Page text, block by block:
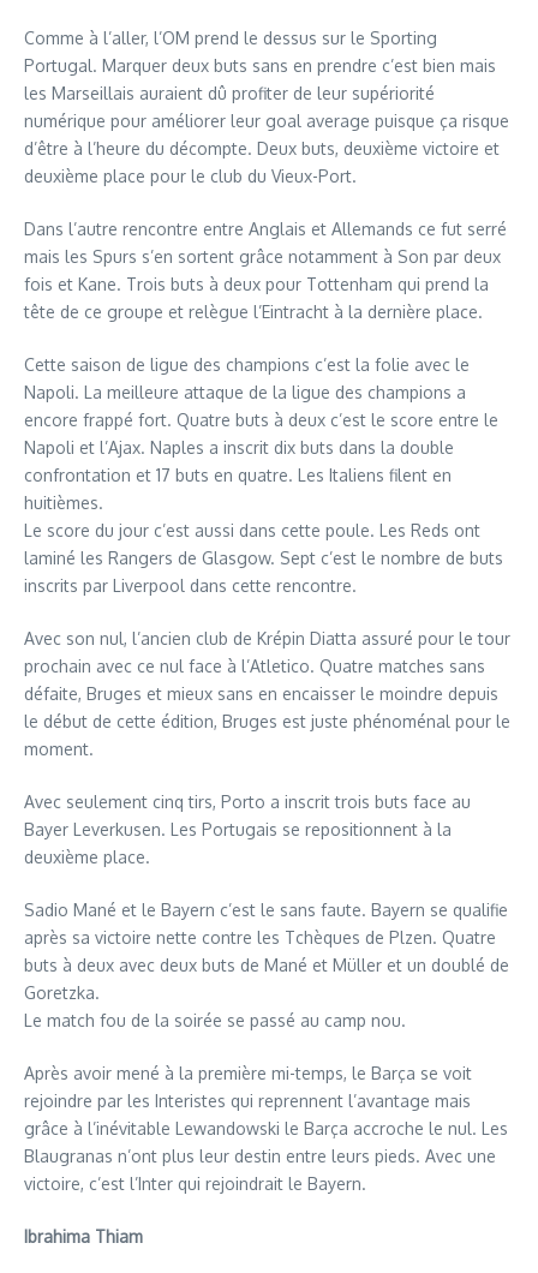
Comme à l’aller, l’OM prend le dessus sur le Sporting
Portugal. Marquer deux buts sans en prendre c’est bien mais
les Marseillais auraient dû profiter de leur supériorité
numérique pour améliorer leur goal average puisque ça risque
d’être à l’heure du décompte. Deux buts, deuxième victoire et
deuxième place pour le club du Vieux-Port.
Dans l’autre rencontre entre Anglais et Allemands ce fut serré
mais les Spurs s’en sortent grâce notamment à Son par deux
fois et Kane. Trois buts à deux pour Tottenham qui prend la
tête de ce groupe et relègue l’Eintracht à la dernière place.
Cette saison de ligue des champions c’est la folie avec le
Napoli. La meilleure attaque de la ligue des champions a
encore frappé fort. Quatre buts à deux c’est le score entre le
Napoli et l’Ajax. Naples a inscrit dix buts dans la double
confrontation et 17 buts en quatre. Les Italiens filent en
huitièmes.
Le score du jour c’est aussi dans cette poule. Les Reds ont
laminé les Rangers de Glasgow. Sept c’est le nombre de buts
inscrits par Liverpool dans cette rencontre.
Avec son nul, l’ancien club de Krépin Diatta assuré pour le tour
prochain avec ce nul face à l’Atletico. Quatre matches sans
défaite, Bruges et mieux sans en encaisser le moindre depuis
le début de cette édition, Bruges est juste phénoménal pour le
moment.
Avec seulement cinq tirs, Porto a inscrit trois buts face au
Bayer Leverkusen. Les Portugais se repositionnent à la
deuxième place.
Sadio Mané et le Bayern c’est le sans faute. Bayern se qualifie
après sa victoire nette contre les Tchèques de Plzen. Quatre
buts à deux avec deux buts de Mané et Müller et un doublé de
Goretzka.
Le match fou de la soirée se passé au camp nou.
Après avoir mené à la première mi-temps, le Barça se voit
rejoindre par les Interistes qui reprennent l’avantage mais
grâce à l’inévitable Lewandowski le Barça accroche le nul. Les
Blaugranas n’ont plus leur destin entre leurs pieds. Avec une
victoire, c’est l’Inter qui rejoindrait le Bayern.
Ibrahima Thiam